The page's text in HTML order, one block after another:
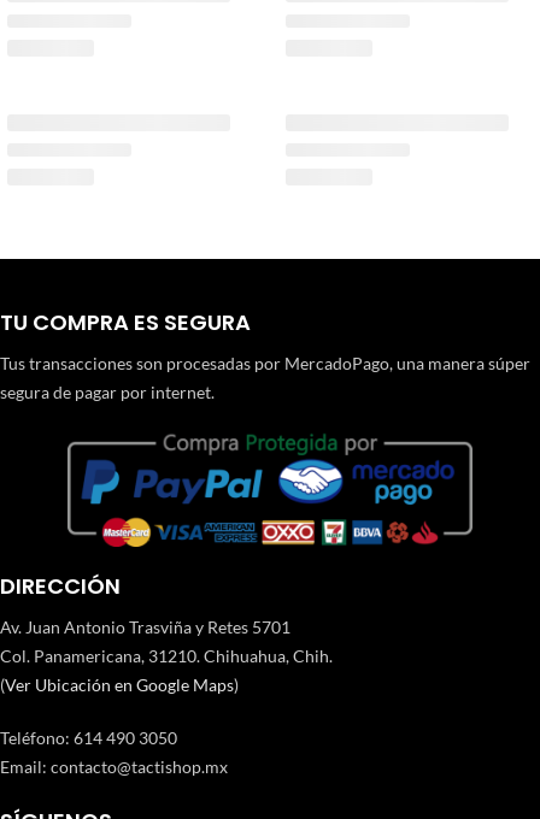
TU COMPRA ES SEGURA
Tus transacciones son procesadas por MercadoPago, una manera súper
segura de pagar por internet.
DIRECCIÓN
Av. Juan Antonio Trasviña y Retes 5701
Col. Panamericana, 31210. Chihuahua, Chih.
(Ver Ubicación en Google Maps)
Teléfono: 614 490 3050
Email: contacto@tactishop.mx